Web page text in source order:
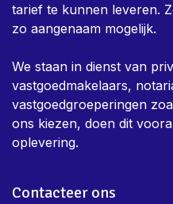
tarief te kunnen leveren.
zo aangenaam mogelijk.
We staan in dienst van
vastgoedmakelaars,
vastgoedgroeperingen
ons kiezen, doen dit
oplevering.
Contacteer ons